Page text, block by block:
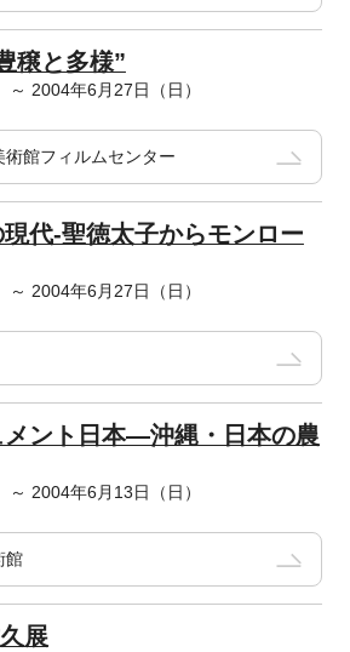
穣と多様”
2004年6月27日（日）
館フィルムセンター
代-聖徳太子からモンロー
2004年6月27日（日）
ント日本―沖縄・日本の農
2004年6月13日（日）
館
展